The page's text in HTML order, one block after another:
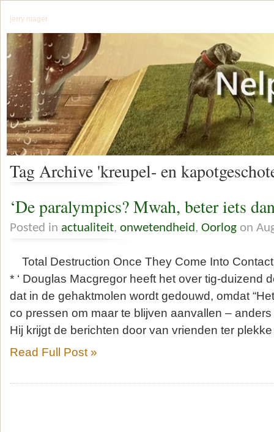
jerry mager
Tag Archive 'kreupel- en
‘De paralympics? Mwah, beter iets
Posted in actualiteit, onwetendheid, Oorlog on
Total Destruction Once They Come Into
* ‘ Douglas Macgregor heeft het over tig-duizend
dat in de gehaktmolen wordt gedouwd, omdat
co pressen om maar te blijven aanvallen – anders
Hij krijgt de berichten door van vrienden ter
Read Full Post »